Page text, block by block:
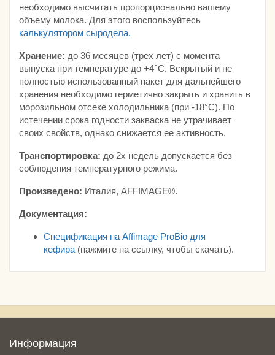
необходимо высчитать пропорционально вашему
объему молока. Для этого воспользуйтесь
калькулятором сыродела.
Хранение: до 36 месяцев (трех лет) с момента
выпуска при температуре до +4°С. Вскрытый и не
полностью использованный пакет для дальнейшего
хранения необходимо герметично закрыть и хранить в
морозильном отсеке холодильника (при -18°С). По
истечении срока годности закваска не утрачивает
своих свойств, однако снижается ее активность.
Транспортировка: до 2х недель допускается без
соблюдения температурного режима.
Произведено: Италия, AFFIMAGE®.
Документация:
Спецификация на Affimage ProBio для
кефира (нажмите на ссылку, чтобы скачать).
Информация